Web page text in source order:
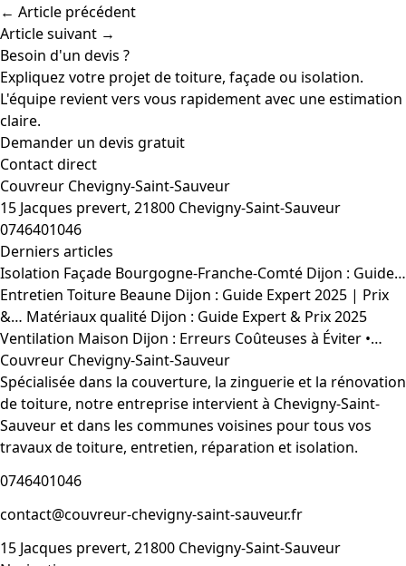
← Article précédent
Article suivant →
Besoin d'un devis ?
Expliquez votre projet de toiture, façade ou isolation.
L'équipe revient vers vous rapidement avec une estimation
claire.
Demander un devis gratuit
Contact direct
Couvreur Chevigny-Saint-Sauveur
15 Jacques prevert, 21800 Chevigny-Saint-Sauveur
0746401046
Derniers articles
Isolation Façade Bourgogne-Franche-Comté Dijon : Guide…
Entretien Toiture Beaune Dijon : Guide Expert 2025 | Prix
&… Matériaux qualité Dijon : Guide Expert & Prix 2025
Ventilation Maison Dijon : Erreurs Coûteuses à Éviter •…
Couvreur Chevigny-Saint-Sauveur
Spécialisée dans la couverture, la zinguerie et la rénovation
de toiture, notre entreprise intervient à Chevigny-Saint-
Sauveur et dans les communes voisines pour tous vos
travaux de toiture, entretien, réparation et isolation.
0746401046
contact@couvreur-chevigny-saint-sauveur.fr
15 Jacques prevert, 21800 Chevigny-Saint-Sauveur